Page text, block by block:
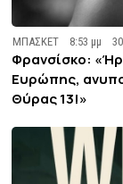
ΜΠΑΣΚΕΤ 8:53 μμ
Φρανσίσκο:
Ευρώπης,
Θύρας 13!»